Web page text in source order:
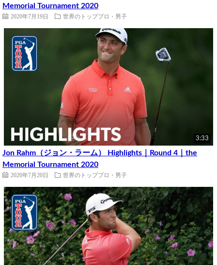
Memorial Tournament 2020
2020年7月19日 世界のトッププロ・男子
3:33
Jon Rahm（ジョン・ラーム） Highlights｜Round 4｜the
Memorial Tournament 2020
2020年7月20日 世界のトッププロ・男子